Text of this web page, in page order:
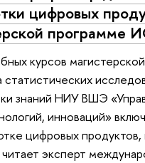
цифровых
программе
курсов
статистических
знаний НИУ ВШЭ
инноваций»
цифровых
эксперт